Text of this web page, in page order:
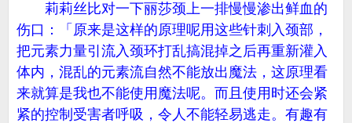
莉莉丝比对一下丽莎颈上一排慢慢渗出鲜血的
伤口：「原来是这样的原理呢用这些针刺入颈部，
把元素力量引流入颈环打乱搞混掉之后再重新灌入
体内，混乱的元素流自然不能放出魔法，这原理看
来就算是我也不能使用魔法呢。而且使用时还会紧
紧的控制受害者呼吸，令人不能轻易逃走。有趣有